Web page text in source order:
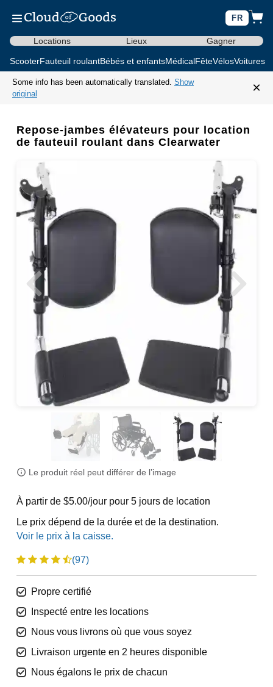
FR
Locations Lieux Gagner
ScooterFauteuil roulantBébés et enfantsMédicalFêteVélosVoitures
Some info has been automatically translated. Show
original
×
Repose-jambes élévateurs pour location
de fauteuil roulant dans Clearwater
Le produit réel peut différer de l’image
À partir de $5.00/jour pour 5 jours de location
Le prix dépend de la durée et de la destination.
(97)
Propre certifié
Inspecté entre les locations
Nous vous livrons où que vous soyez
Livraison urgente en 2 heures disponible
Nous égalons le prix de chacun